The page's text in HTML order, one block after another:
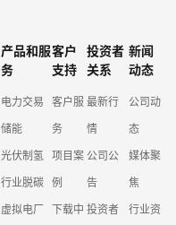
产品和服
务
电力交易
储能
光伏制氢
行业脱碳
虚拟电厂
客户
支持
客户服
务
项目案
例
下载中
投资者
关系
最新行
情
公司公
告
投资者
新闻
动态
公司动
态
媒体聚
焦
行业资